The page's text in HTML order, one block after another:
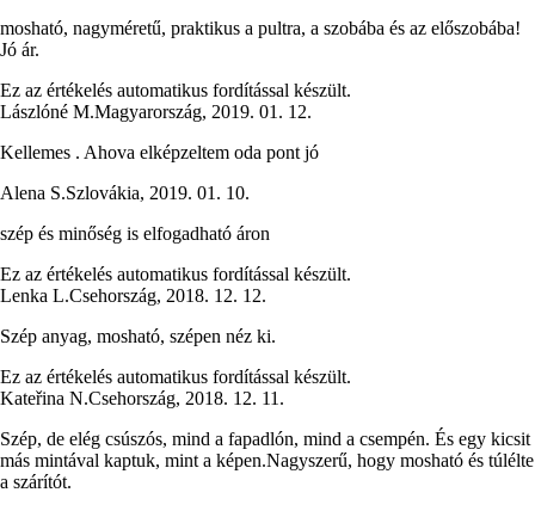
mosható, nagyméretű, praktikus a pultra, a szobába és az előszobába!
Jó ár.
Ez az értékelés automatikus fordítással készült.
Lászlóné M.Magyarország, 2019. 01. 12.
Kellemes . Ahova elképzeltem oda pont jó
Alena S.Szlovákia, 2019. 01. 10.
szép és minőség is elfogadható áron
Ez az értékelés automatikus fordítással készült.
Lenka L.Csehország, 2018. 12. 12.
Szép anyag, mosható, szépen néz ki.
Ez az értékelés automatikus fordítással készült.
Kateřina N.Csehország, 2018. 12. 11.
Szép, de elég csúszós, mind a fapadlón, mind a csempén. És egy kicsit
más mintával kaptuk, mint a képen.Nagyszerű, hogy mosható és túlélte
a szárítót.